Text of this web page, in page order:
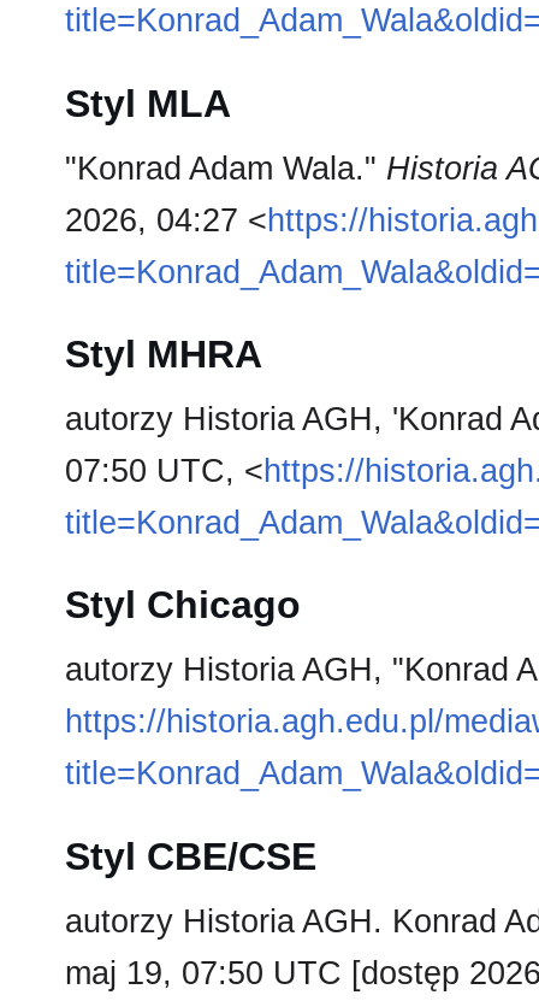
Styl MLA
"Konrad Adam Wala." Historia
2026, 04:27 <https://
Styl MHRA
autorzy Historia AGH, 'Konrad
07:50 UTC, <https://
Styl Chicago
autorzy Historia AGH, "Konrad
https://historia.agh.edu.pl/
Styl CBE/CSE
autorzy Historia AGH. Konrad
maj 19, 07:50 UTC [dostęp